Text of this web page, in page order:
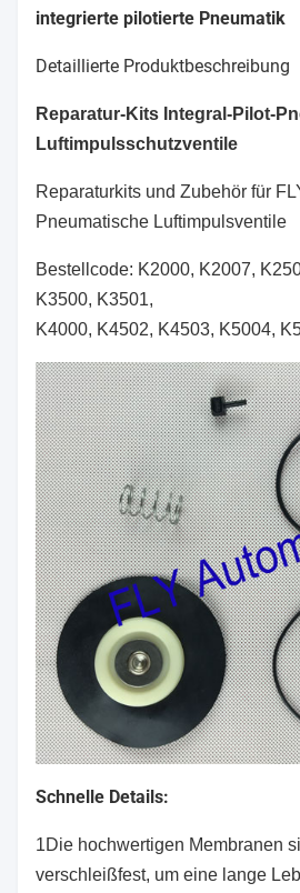
integrierte pilotierte Pneumatik
Detaillierte Produktbeschreibung
Reparatur-Kits Integral-Pilot-
Luftimpulsschutzventile
Reparaturkits und Zubehör für
Pneumatische Luftimpulsventile
Bestellcode: K2000, K2007,
K3500, K3501,
K4000, K4502, K4503, K5004,
Schnelle Details:
1Die hochwertigen Membranen
verschleißfest, um eine lange